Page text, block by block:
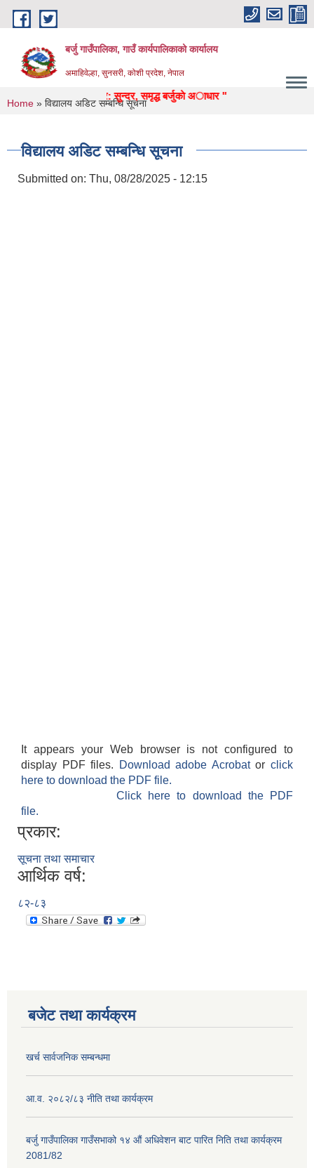
Skip to main content
बर्जु गाउँपालिका, गाउँ कार्यपालिकाको कार्यालय
अमाहिवेल्हा, सुनसरी, कोशी प्रदेश, नेपाल
पर्यटन, पुर्वाधार: सुन्दर, समृद्ध बर्जुकाे अाधार "
You are here
Home » विद्यालय अडिट सम्बन्धि सूचना
विद्यालय अडिट सम्बन्धि सूचना
Submitted on: Thu, 08/28/2025 - 12:15
It appears your Web browser is not configured to
display PDF files.
Download adobe Acrobatorclick
here to download the PDF file.
Click here to download the PDF
file.
प्रकार:
सूचना तथा समाचार
आर्थिक वर्ष:
८२-८३
बजेट तथा कार्यक्रम
खर्च सार्वजनिक सम्बन्धमा
आ.व. २०८२/८३ नीति तथा कार्यक्रम
बर्जु गाउँपालिका गाउँसभाको १४ औं अधिवेशन बाट पारित निति तथा कार्यक्रम
2081/82